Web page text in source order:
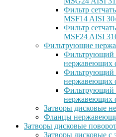
Фильтр
MSF14 AISI
Фильтр
MSF24 AISI
Фильтрующие
Фильтрующий
нержавеющих
Фильтрующий
нержавеющих
Фильтрующий
нержавеющих
Затворы дисковые
Фланцы
Затворы дисковые
Затворы дисковые с